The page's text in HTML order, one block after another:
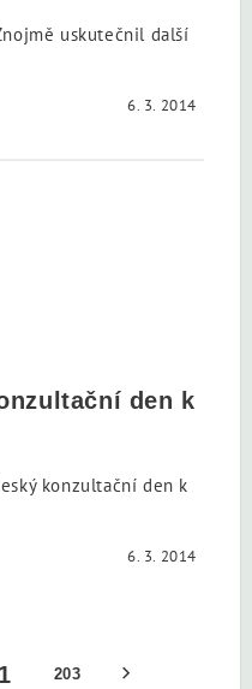
uskutečnil další
6. 3. 2014
den k
konzultační den k
6. 3. 2014
203